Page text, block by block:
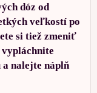
dóz od
veľkostí po
si tiež zmeniť
a nalejte náplň